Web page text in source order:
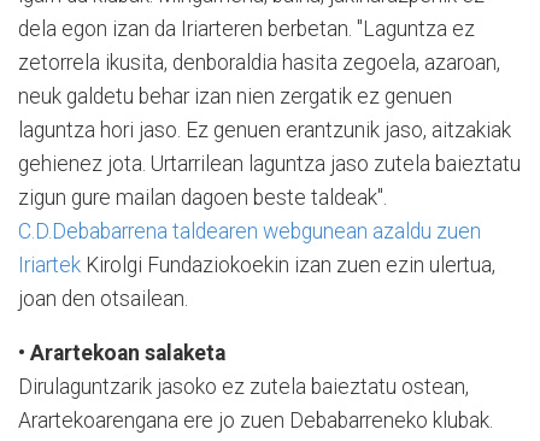
dela egon izan da Iriarteren berbetan. "Laguntza ez
zetorrela ikusita, denboraldia hasita zegoela, azaroan,
neuk galdetu behar izan nien zergatik ez genuen
laguntza hori jaso. Ez genuen erantzunik jaso, aitzakiak
gehienez jota. Urtarrilean laguntza jaso zutela baieztatu
zigun gure mailan dagoen beste taldeak".
C.D.Debabarrena taldearen webgunean azaldu zuen
Iriartek Kirolgi Fundaziokoekin izan zuen ezin ulertua,
joan den otsailean.
• Arartekoan salaketa
Dirulaguntzarik jasoko ez zutela baieztatu ostean,
Arartekoarengana ere jo zuen Debabarreneko klubak.